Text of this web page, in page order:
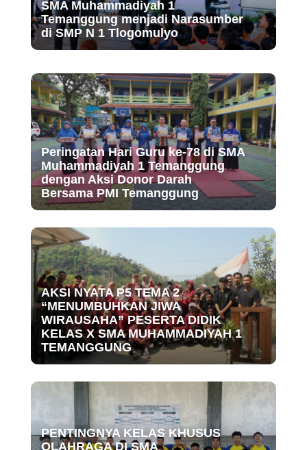
SMA Muhammadiyah 1
Temanggung menjadi Narasumber
di SMP N 1 Tlogomulyo
Peringatan Hari Guru ke-78 di SMA
Muhammadiyah 1 Temanggung
dengan Aksi Donor Darah
Bersama PMI Temanggung
AKSI NYATA P5 TEMA 2
“MENUMBUHKAN JIWA
WIRAUSAHA” PESERTA DIDIK
KELAS X SMA MUHAMMADIYAH 1
TEMANGGUNG
PENTINGNYA KELAS KHUSUS
OLAHRAGA DI SMA